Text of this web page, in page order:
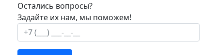
Остались вопросы?
Задайте их нам, мы поможем!
Телефон